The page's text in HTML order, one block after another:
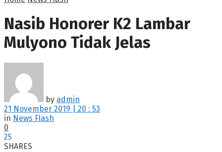
Nasib Honorer K2 Lambar
Mulyono Tidak Jelas
by admin
21 November 2019 | 20 : 53
in News Flash
0
25
SHARES